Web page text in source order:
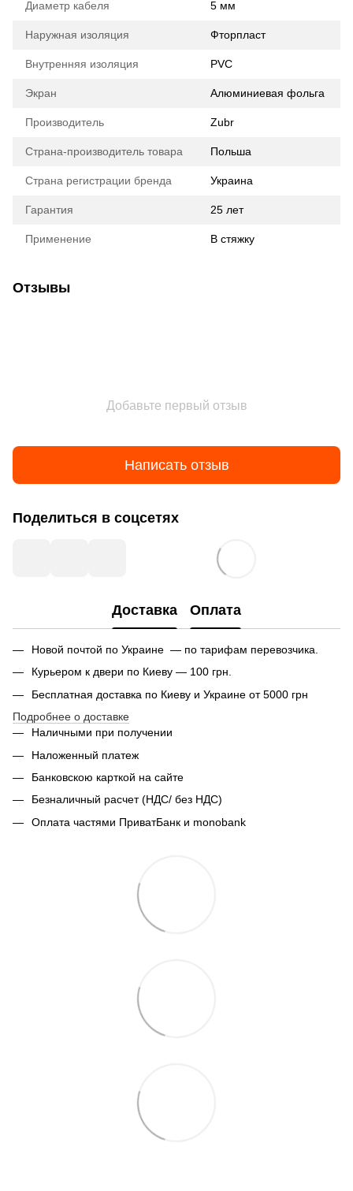
Диаметр кабеля 5 мм
Наружная изоляция Фторпласт
Внутренняя изоляция PVC
Экран Алюминиевая фольга
Производитель Zubr
Страна-производитель товара Польша
Страна регистрации бренда Украина
Гарантия 25 лет
Применение В стяжку
Отзывы
Добавьте первый отзыв
Написать отзыв
Поделиться в соцсетях
Доставка Оплата
Новой почтой по Украине — по тарифам перевозчика.
Курьером к двери по Киеву — 100 грн.
Бесплатная доставка по Киеву и Украине от 5000 грн
Подробнее о доставке
Наличными при получении
Наложенный платеж
Банковскою карткой на сайте
Безналичный расчет (НДС/ без НДС)
Оплата частями ПриватБанк и monobank